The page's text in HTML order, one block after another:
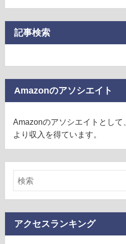
記事検索
Amazonのアソシエイト
Amazonのアソシエイトとして
より収入を得ています。
アクセスランキング